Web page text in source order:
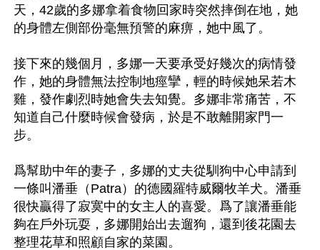
天，42歲的多娜拿着食物回家時突然摔倒在地，她
的身體左側部份毫無預警的麻痹，她中風了。
接下來的幾個月，多娜一天要承受好幾次的病情發
作，她的身體無法控制地痙攣，輕的時候她呆若木
雞，發作劇烈時她會失去知覺。多娜非常痛苦，不
知道自己什麼時候會發病，於是不敢離開家門一
步。
爲幫助中年的妻子，多娜的丈夫從馴狗中心申請到
一條叫潘垂（Patra）的德國羅特威爾牧羊犬。潘垂
很快贏得了寂寞中的女主人的喜愛。爲了讓潘垂能
夠在戶外玩耍，多娜開始出去遛狗，還到後花園去
整理花草和照顧自家的菜園。